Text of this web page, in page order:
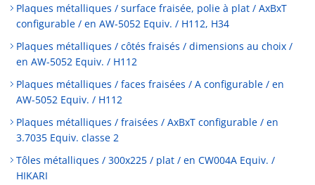
Plaques métalliques / surface fraisée, polie à plat / AxBxT
configurable / en AW-5052 Equiv. / H112, H34
Plaques métalliques / côtés fraisés / dimensions au choix /
en AW-5052 Equiv. / H112
Plaques métalliques / faces fraisées / A configurable / en
AW-5052 Equiv. / H112
Plaques métalliques / fraisées / AxBxT configurable / en
3.7035 Equiv. classe 2
Tôles métalliques / 300x225 / plat / en CW004A Equiv. /
HIKARI